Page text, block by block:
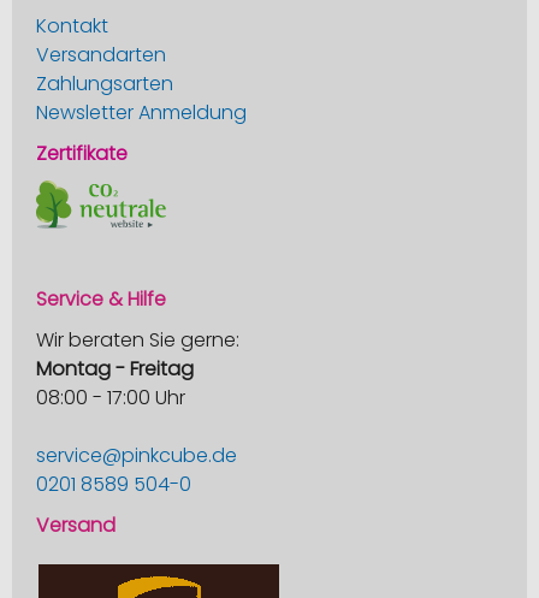
Kontakt
Versandarten
Zahlungsarten
Newsletter Anmeldung
Zertifikate
Service & Hilfe
Wir beraten Sie gerne:
Montag - Freitag
08:00 - 17:00 Uhr
service@pinkcube.de
0201 8589 504-0
Versand